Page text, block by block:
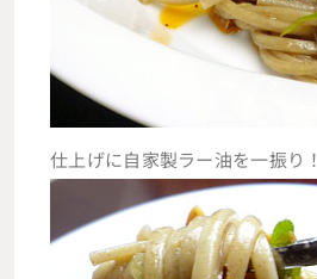
仕上げに自家製ラー油を一振り！